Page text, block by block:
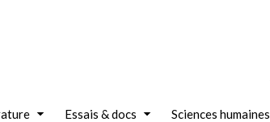
Essais & docs Sciences humaines